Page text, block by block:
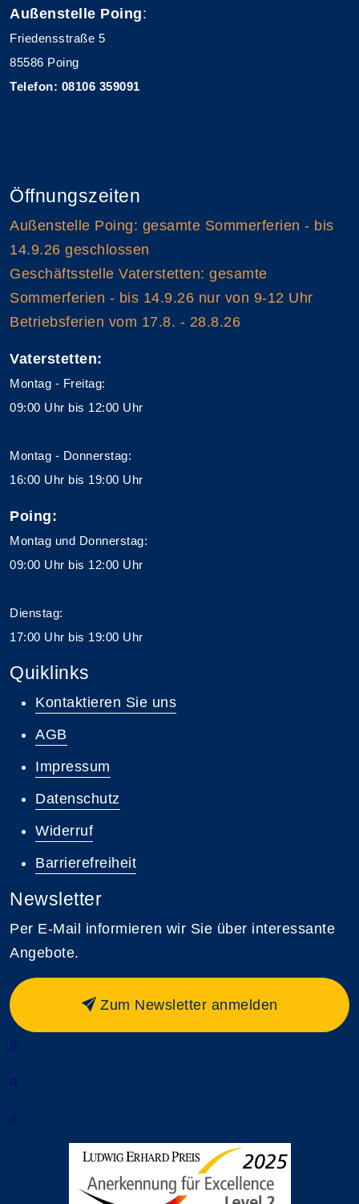
Außenstelle Poing:
Friedensstraße 5
85586 Poing
Telefon: 08106 359091
Öffnungszeiten
Außenstelle Poing: gesamte Sommerferien - bis
14.9.26 geschlossen
Geschäftsstelle Vaterstetten: gesamte
Sommerferien - bis 14.9.26 nur von 9-12 Uhr
Betriebsferien vom 17.8. - 28.8.26
Vaterstetten:
Montag - Freitag:
09:00 Uhr bis 12:00 Uhr
Montag - Donnerstag:
16:00 Uhr bis 19:00 Uhr
Poing:
Montag und Donnerstag:
09:00 Uhr bis 12:00 Uhr
Dienstag:
17:00 Uhr bis 19:00 Uhr
Quiklinks
Kontaktieren Sie uns
AGB
Impressum
Datenschutz
Widerruf
Barrierefreiheit
Newsletter
Per E-Mail informieren wir Sie über interessante
Angebote.
Zum Newsletter anmelden
a
a
a